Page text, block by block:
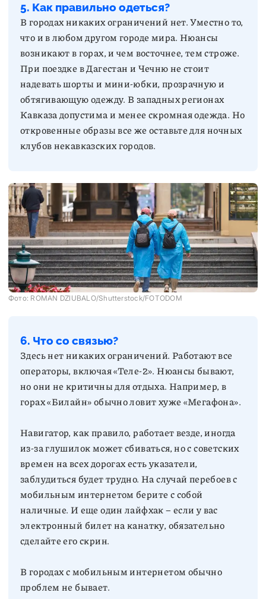
5. Как правильно одеться?
В городах никаких ограничений нет. Уместно то,
что и в любом другом городе мира. Нюансы
возникают в горах, и чем восточнее, тем строже.
При поездке в Дагестан и Чечню не стоит
надевать шорты и мини-юбки, прозрачную и
обтягивающую одежду. В западных регионах
Кавказа допустима и менее скромная одежда. Но
откровенные образы все же оставьте для ночных
клубов некавказских городов.
Фото: ROMAN DZIUBALO/Shutterstock/FOTODOM
6. Что со связью?
Здесь нет никаких ограничений. Работают все
операторы, включая «Теле-2». Нюансы бывают,
но они не критичны для отдыха. Например, в
горах «Билайн» обычно ловит хуже «Мегафона».
Навигатор, как правило, работает везде, иногда
из-за глушилок может сбиваться, но с советских
времен на всех дорогах есть указатели,
заблудиться будет трудно. На случай перебоев с
мобильным интернетом берите с собой
наличные. И еще один лайфхак – если у вас
электронный билет на канатку, обязательно
сделайте его скрин.
В городах с мобильным интернетом обычно
проблем не бывает.